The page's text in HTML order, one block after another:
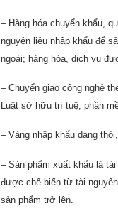
– Hàng hóa chuyển khẩu,
nguyên liệu nhập khẩu để
ngoài; hàng hóa, dịch vụ
– Chuyển giao công nghệ
Luật sở hữu trí tuệ; phần
– Vàng nhập khẩu dạng
– Sản phẩm xuất khẩu là
được chế biến từ tài
sản phẩm trở lên.